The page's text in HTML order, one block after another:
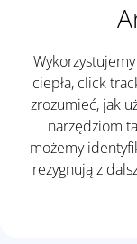
ciepła, click
zrozumieć, jak
narzędziom
możemy
rezygnują z